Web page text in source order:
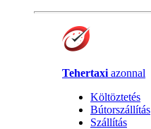
Tehertaxi azonnal
Költöztetés
Bútorszállítás
Szállítás